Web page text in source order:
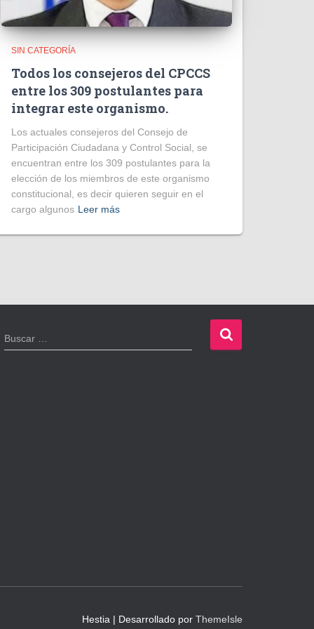
SIN CATEGORÍA
Todos los consejeros del CPCCS
entre los 309 postulantes para
integrar este organismo.
Los actuales consejeros del Consejo de
Participación Ciudadana y Control Social, se
encuentran entre los 309 postulantes para la
elección de los miembros de este organismo
constitucional, es decir quieren seguir en el
cargo algunos Leer más
B
u
Buscar …
Hestia | Desarrollado por ThemeIsle